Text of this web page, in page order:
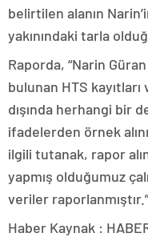
belirtilen alanın
yakınındaki tarla
Raporda, “Narin
bulunan HTS kayıtları
dışında herhangi bir
ifadelerden örnek
ilgili tutanak, rapor
yapmış olduğumuz
veriler
Haber Kaynak :